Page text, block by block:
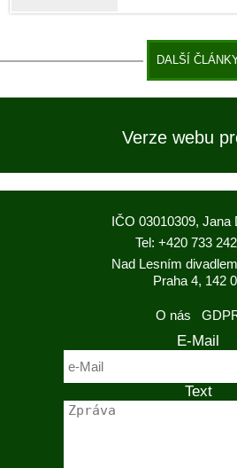
DALŠÍ
Verze webu
IČO 03010309, Jana
Tel: +420 733
Nad Lesním
Praha 4, 142
O nás
E-Mail
Text